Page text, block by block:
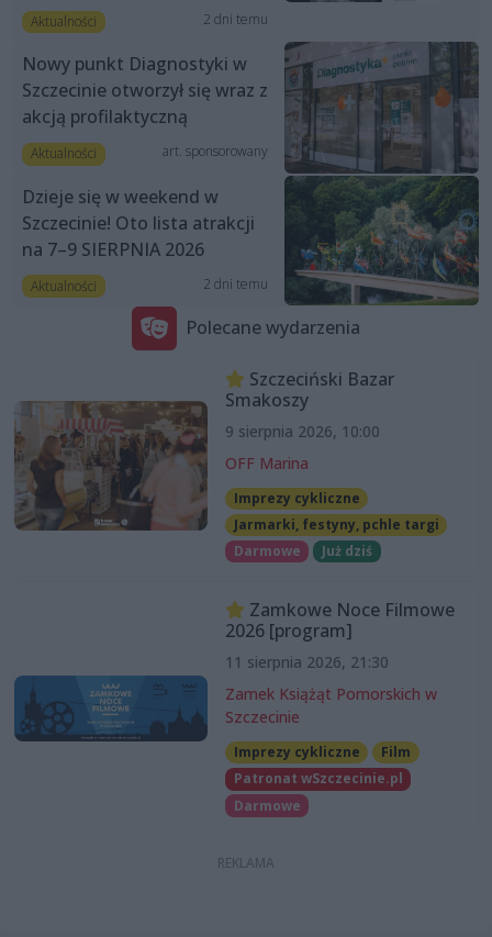
Aktualności 2 dni temu
Nowy punkt Diagnostyki w
Szczecinie otworzył się wraz z
akcją profilaktyczną
Aktualności art. sponsorowany
Dzieje się w weekend w
Szczecinie! Oto lista atrakcji
na 7–9 SIERPNIA 2026
Aktualności 2 dni temu
Polecane wydarzenia
Szczeciński Bazar
Smakoszy
9 sierpnia 2026, 10:00
OFF Marina
Imprezy cykliczne
Jarmarki, festyny, pchle targi
Darmowe
Już dziś
Zamkowe Noce Filmowe
2026 [program]
11 sierpnia 2026, 21:30
Zamek Książąt Pomorskich w
Szczecinie
Imprezy cykliczne
Film
Patronat wSzczecinie.pl
Darmowe